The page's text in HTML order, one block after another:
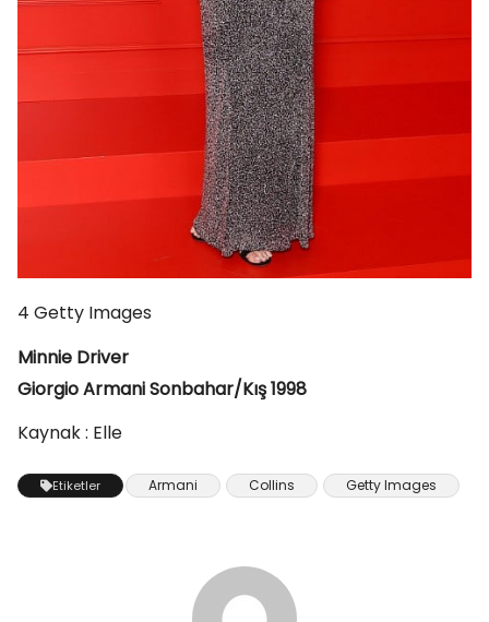
4 Getty Images
Minnie Driver
Giorgio Armani Sonbahar/Kış 1998
Kaynak : Elle
Etiketler Armani Collins Getty Images